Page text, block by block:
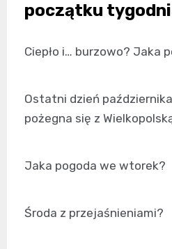
początku
Ciepło i… burzowo? Jaka
Ostatni dzień
pożegna się z
Jaka pogoda we wtorek?
Środa z przejaśnieniami?